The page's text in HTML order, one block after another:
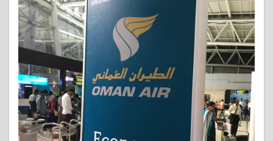
ター
アラ
イア
ンス
でも
1.2
オマ
ーン
航空
はエ
ティ